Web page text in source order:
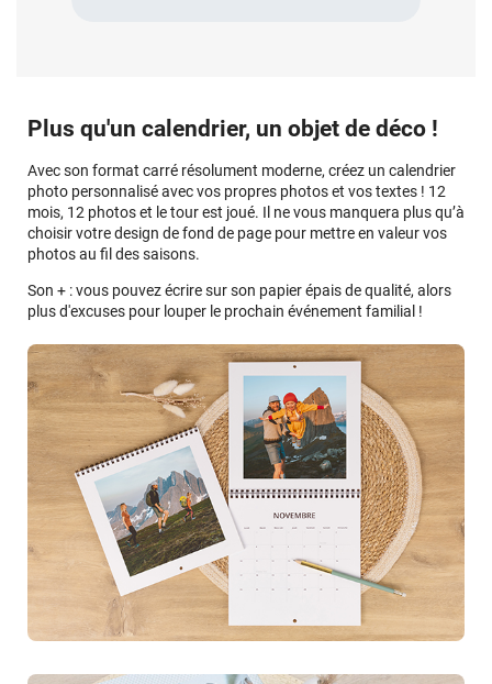
Plus qu'un calendrier, un objet de déco !
Avec son format carré résolument moderne, créez un calendrier
photo personnalisé avec vos propres photos et vos textes ! 12
mois, 12 photos et le tour est joué. Il ne vous manquera plus qu’à
choisir votre design de fond de page pour mettre en valeur vos
photos au fil des saisons.
Son + : vous pouvez écrire sur son papier épais de qualité, alors
plus d'excuses pour louper le prochain événement familial !